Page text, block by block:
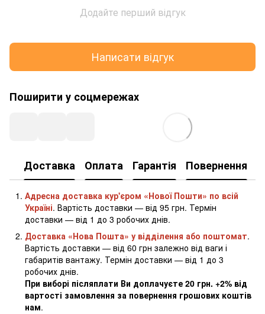
Додайте перший відгук
Написати відгук
Поширити у соцмережах
Доставка Оплата Гарантія Повернення
Адресна доставка кур'єром «Нової Пошти» по всій
Україні. Вартість доставки — від 95 грн. Термін
доставки — від 1 до 3 робочих днів.
Доставка «Нова Пошта» у відділення або поштомат.
Вартість доставки — від 60 грн залежно від ваги і
габаритів вантажу. Термін доставки — від 1 до 3
робочих днів.
При виборі післяплати Ви доплачуєте 20 грн. +2% від
вартості замовлення за повернення грошових коштів
нам.